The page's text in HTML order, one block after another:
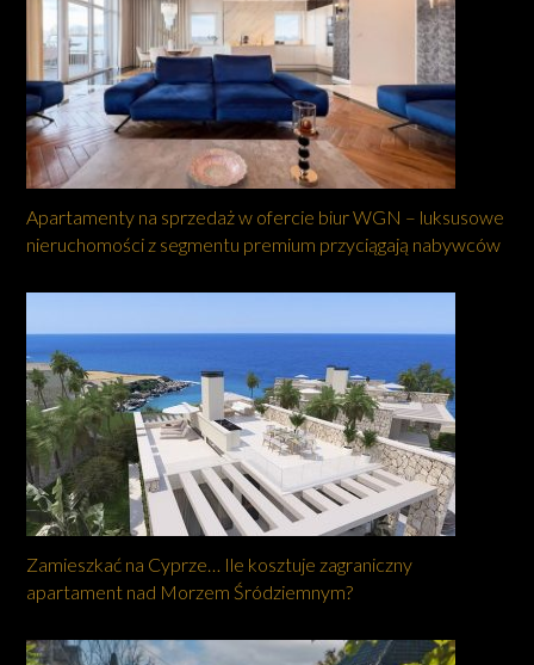
Apartamenty na sprzedaż w ofercie biur WGN – luksusowe
nieruchomości z segmentu premium przyciągają nabywców
Zamieszkać na Cyprze… Ile kosztuje zagraniczny
apartament nad Morzem Śródziemnym?